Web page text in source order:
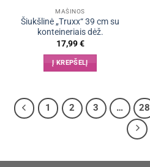
MAŠINOS
Šiukšlinė „Truxx“ 39 cm su
konteineriais dėž.
17,99€
Į KREPŠELĮ
1 2 3 … 28